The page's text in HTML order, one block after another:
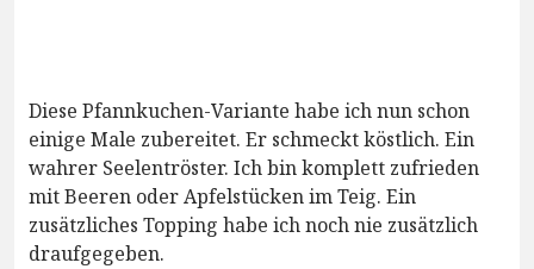
Diese Pfannkuchen-Variante habe ich nun schon
einige Male zubereitet. Er schmeckt köstlich. Ein
wahrer Seelentröster. Ich bin komplett zufrieden
mit Beeren oder Apfelstücken im Teig. Ein
zusätzliches Topping habe ich noch nie zusätzlich
draufgegeben.